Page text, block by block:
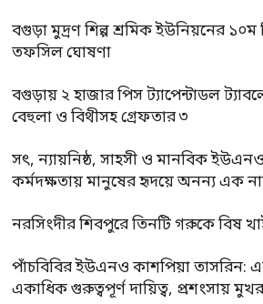
বগুড়া মুদ্রণ শিল্প শ্রমিক ইউনিয়নের ১০ম
তফসিল ঘোষণা
বগুড়ায় ২ হাজার পিস ট্যাপেন্টাডল
বেহুলা ও বিথীসহ গ্রেফতার ৩
সৎ, ন্যায়নিষ্ঠ, সাহসী ও মানবিক
কর্মদক্ষতায় মানুষের হৃদয়ে অনন্য এক
নরসিংদীর শিবপুরে তিনটি গরুকে বিষ
পাঁচবিবির ইউএনও কাশপিয়া তাসরিন:
একাধিক গুরুত্বপূর্ণ দায়িত্ব, প্রশংসায়